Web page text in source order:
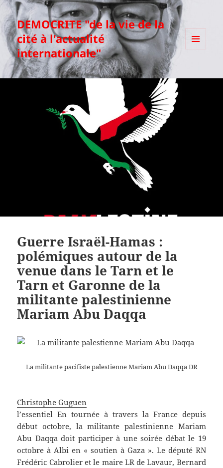
DEMOCRITE "de la vie de la
cité à l'actualité
internationale"
Guerre Israël-Hamas :
polémiques autour de la
venue dans le Tarn et le
Tarn et Garonne de la
militante palestinienne
Mariam Abu Daqqa
La militante pacifiste palestienne Mariam Abu DaqqaDR
Christophe Guguen
l’essentiel En tournée à travers la France depuis
début octobre, la militante palestinienne Mariam
Abu Daqqa doit participer à une soirée débat le 19
octobre à Albi en « soutien à Gaza ». Le député RN
Frédéric Cabrolier et le maire LR de Lavaur, Bernard